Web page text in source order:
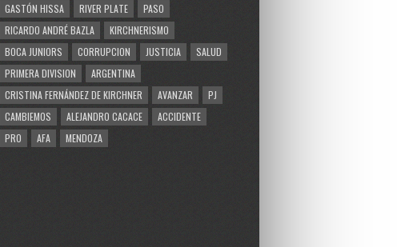
GASTÓN HISSA
RIVER PLATE
PASO
RICARDO ANDRÉ BAZLA
KIRCHNERISMO
BOCA JUNIORS
CORRUPCION JUSTICIA
SALUD
PRIMERA DIVISION
ARGENTINA
CRISTINA FERNÁNDEZ DE KIRCHNER
AVANZAR
PJ
CAMBIEMOS
ALEJANDRO CACACE
ACCIDENTE
PRO
AFA MENDOZA